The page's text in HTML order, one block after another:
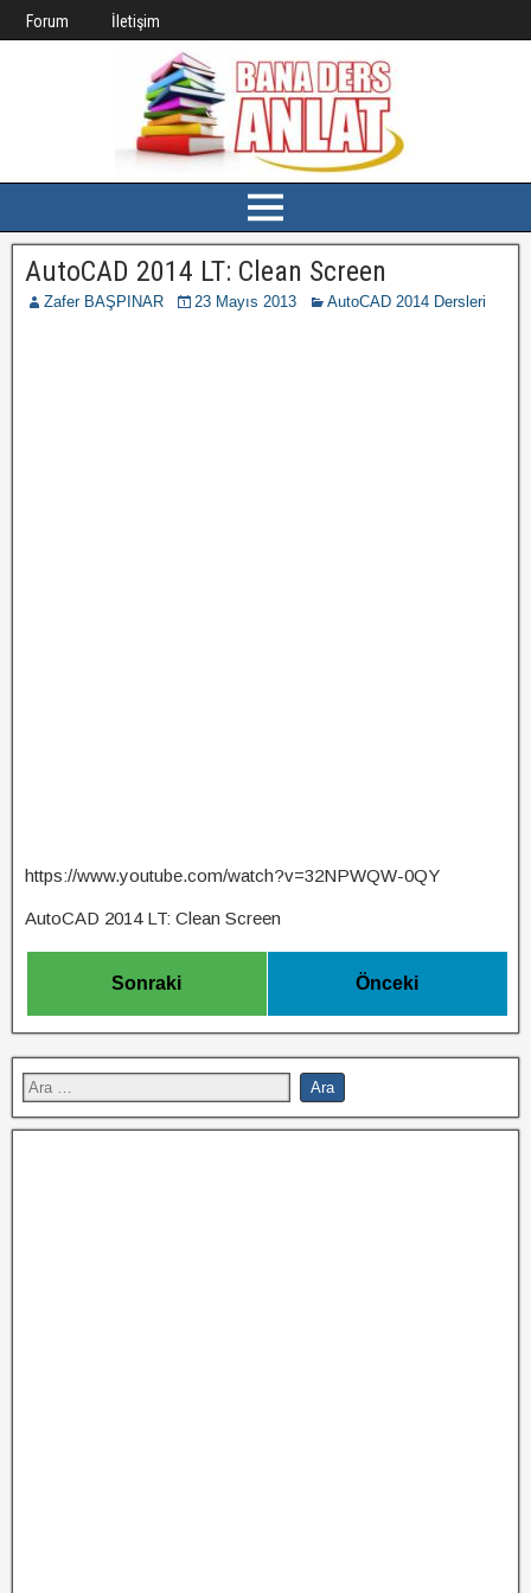
Forum İletişim
AutoCAD 2014 LT: Clean Screen
Zafer BAŞPINAR 23 Mayıs 2013 AutoCAD 2014 Dersleri
https://www.youtube.com/watch?v=32NPWQW-0QY
AutoCAD 2014 LT: Clean Screen
Sonraki Önceki